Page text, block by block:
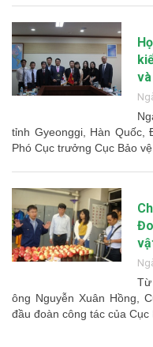
tỉnh Gyeonggi, Hàn Quốc,
Phó Cục trưởng Cục Bảo vệ
ông Nguyễn Xuân Hồng,
đầu đoàn công tác của Cục